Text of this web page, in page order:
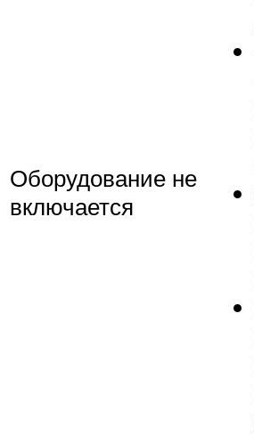
Оборудование не
включается